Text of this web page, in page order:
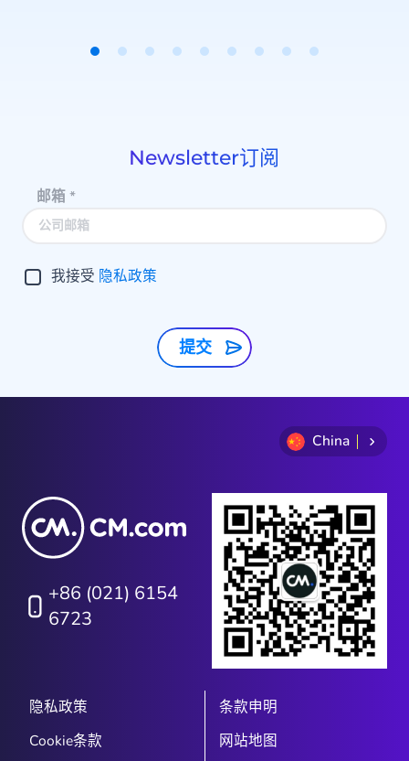
Newsletter订阅
邮箱*
我接受 隐私政策
提交
China
+86 (021) 6154
6723
隐私政策
条款申明
Cookie条款
网站地图